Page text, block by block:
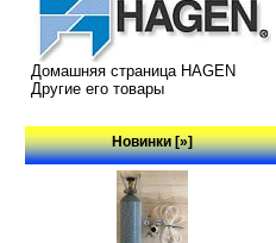
Домашняя страница HAGEN
Другие его товары
Новинки [»]